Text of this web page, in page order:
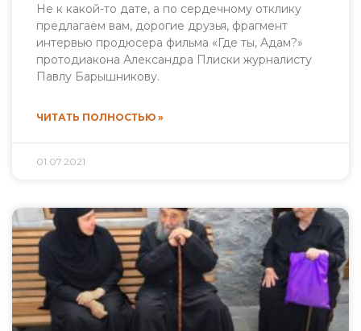
Не к какой-то дате, а по сердечному отклику
предлагаем вам, дорогие друзья, фрагмент
интервью продюсера фильма «Где ты, Адам?»
протодиакона Александра Плиски журналисту
Павлу Барышникову.
ЧИТАТЬ ПОЛНОСТЬЮ »
01.07.2021